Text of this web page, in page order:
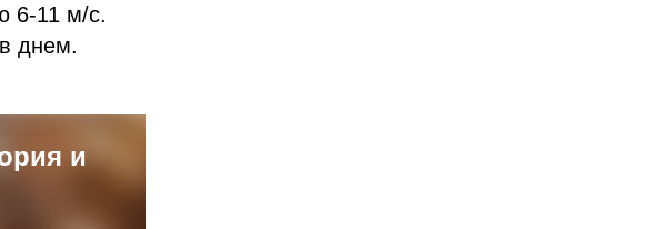
6-11 м/с.
днем.
и